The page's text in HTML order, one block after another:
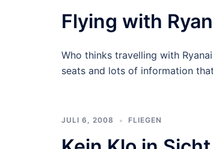
Flying with
Who thinks travelling with
seats and lots of information
JULI 6, 2008 FLIEGEN